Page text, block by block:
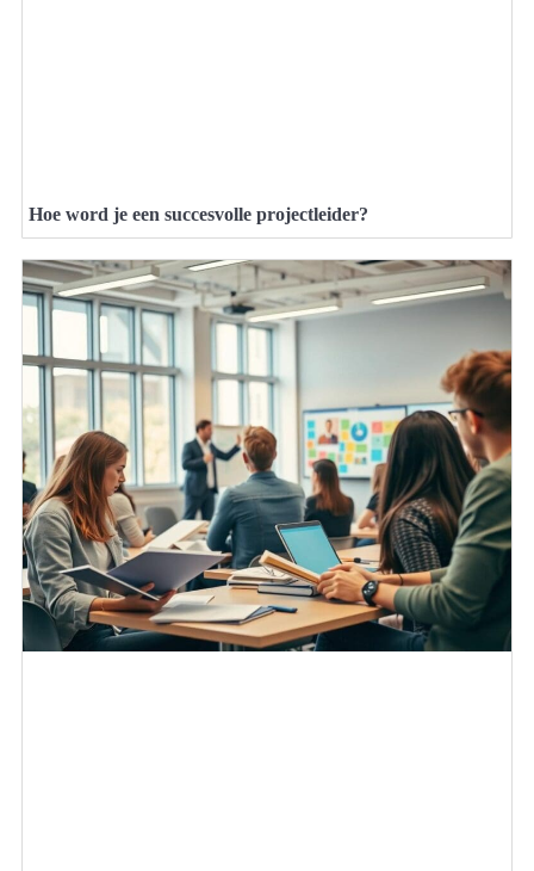
Hoe word je een succesvolle projectleider?